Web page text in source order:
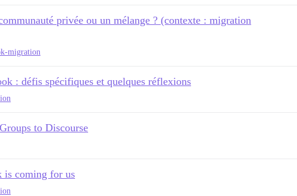
privée ou un mélange ? (contexte : migration
migration
: défis spécifiques et quelques réflexions
to Discourse
is coming for us